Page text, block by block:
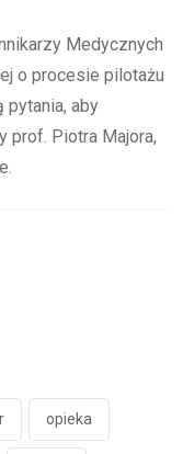
Medycznych
o procesie pilotażu
pytania, aby
prof. Piotra Majora,
opieka